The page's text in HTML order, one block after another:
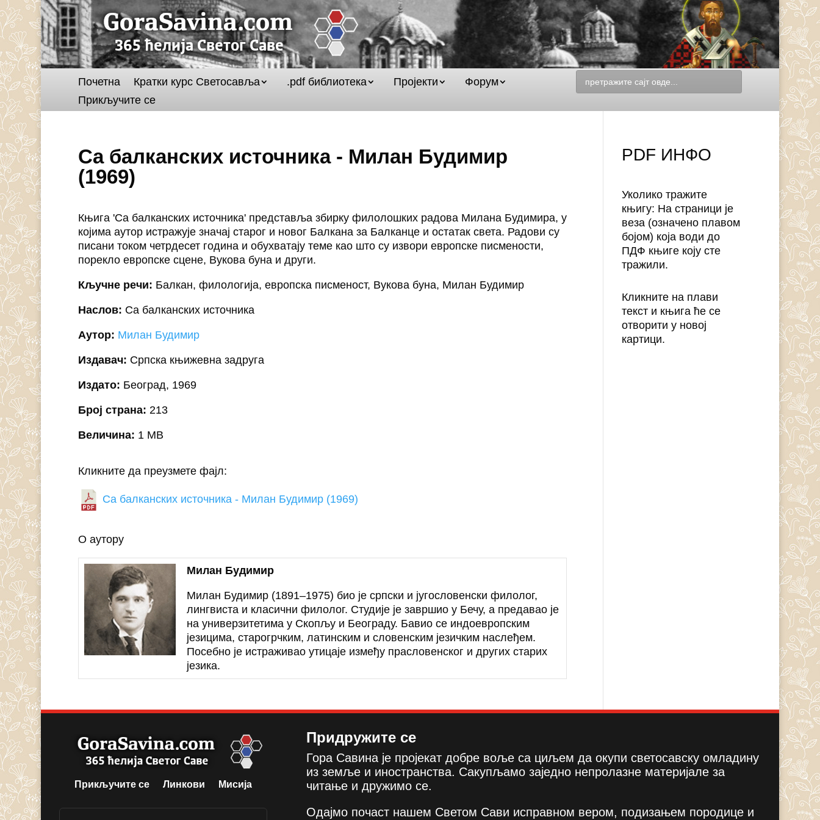
Почетна Кратки курс Светосавља .pdf библиотека Пројекти
Форум
Прикључите се
Са балканских источника - Милан Будимир
(1969)
Књига 'Са балканских источника' представља збирку филолошких радова Милана Будимира, у
којима аутор истражује значај старог и новог Балкана за Балканце и остатак света. Радови су
писани током четрдесет година и обухватају теме као што су извори европске писмености,
порекло европске сцене, Вукова буна и други.
Кључне речи: Балкан, филологија, европска писменост, Вукова буна, Милан Будимир
Наслов: Са балканских источника
Аутор: Милан Будимир
Издавач: Српска књижевна задруга
Издато: Београд, 1969
Број страна: 213
Величина: 1 MB
Кликните да преузмете фајл:
Са балканских источника - Милан Будимир (1969)
О аутору
Милан Будимир
Милан Будимир (1891–1975) био је српски и југословенски филолог,
лингвиста и класични филолог. Студије је завршио у Бечу, а предавао је
на универзитетима у Скопљу и Београду. Бавио се индоевропским
језицима, старогрчким, латинским и словенским језичким наслеђем.
Посебно је истраживао утицаје између прасловенског и других старих
језика.
PDF ИНФО
Уколико тражите
књигу: На страници је
веза (означено плавом
бојом) која води до
ПДФ књиге коју сте
тражили.
Кликните на плави
текст и књига ће се
отворити у новој
картици.
Прикључите се Линкови Мисија
Придружите се
Гора Савина је пројекат добре воље са циљем да окупи светосавску омладину
из земље и иностранства. Сакупљамо заједно непролазне материјале за
читање и дружимо се.
Одајмо почаст нашем Светом Сави исправном вером, подизањем породице и